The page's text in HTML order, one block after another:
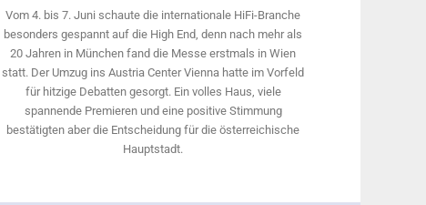
Vom 4. bis 7. Juni schaute die internationale HiFi-Branche
besonders gespannt auf die High End, denn nach mehr als
20 Jahren in München fand die Messe erstmals in Wien
statt. Der Umzug ins Austria Center Vienna hatte im Vorfeld
für hitzige Debatten gesorgt. Ein volles Haus, viele
spannende Premieren und eine positive Stimmung
bestätigten aber die Entscheidung für die österreichische
Hauptstadt.